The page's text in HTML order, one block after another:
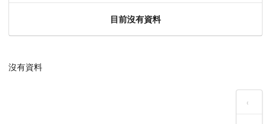
目前沒有資料
沒有資料
‹